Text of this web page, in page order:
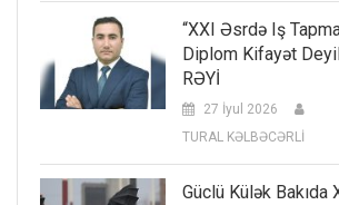
“XXI Əsrdə Iş
Diplom Kifayət
RƏYİ
27 İyul 2026
TURAL KƏLBƏCƏRLİ
Güclü Külək Bakıda